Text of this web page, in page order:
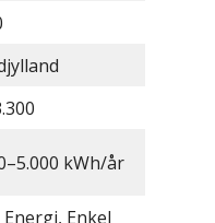
kWh/år
Enkel